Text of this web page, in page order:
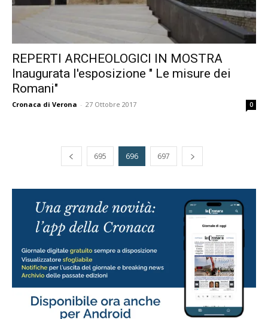
REPERTI ARCHEOLOGICI IN MOSTRA
Inaugurata l'esposizione " Le misure dei
Romani"
Cronaca di Verona - 27 Ottobre 2017 0
695 696 697